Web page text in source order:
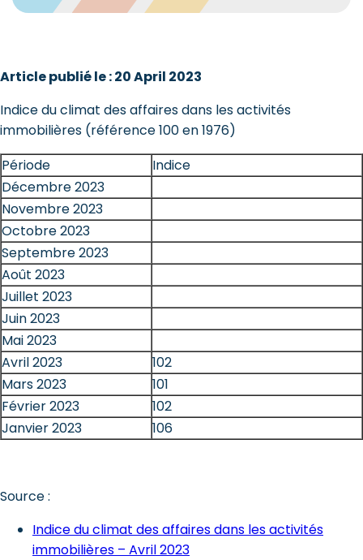
Article publié le : 20 April 2023
Indice du climat des affaires dans les activités
immobilières (référence 100 en 1976)
Période
Indice
Décembre 2023
Novembre 2023
Octobre 2023
Septembre 2023
Août 2023
Juillet 2023
Juin 2023
Mai 2023
Avril 2023
102
Mars 2023
101
Février 2023
102
Janvier 2023
106
Source :
Indice du climat des affaires dans les activités
immobilières – Avril 2023